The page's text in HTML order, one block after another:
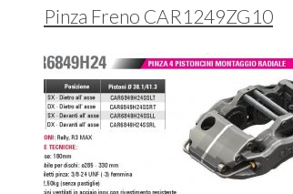
Pinza Freno CAR1249ZG10